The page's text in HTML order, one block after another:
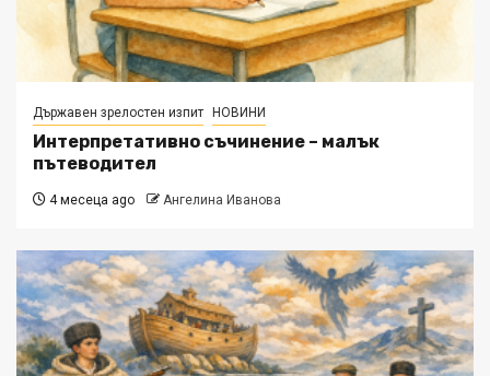
Държавен зрелостен изпит НОВИНИ
Интерпретативно съчинение – малък
пътеводител
4 месеца ago Ангелина Иванова